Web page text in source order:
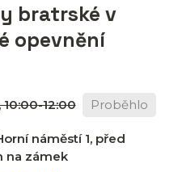
bratrské v
opevnění
10:00-12:00 Proběhlo
náměstí 1, před
na zámek